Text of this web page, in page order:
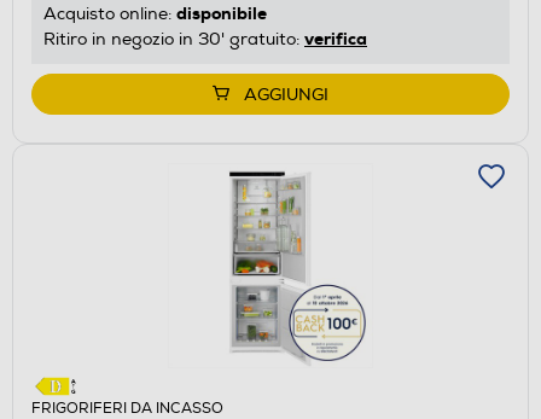
Acquisto online: disponibile
Ritiro in negozio in 30' gratuito: verifica
AGGIUNGI
FRIGORIFERI DA INCASSO